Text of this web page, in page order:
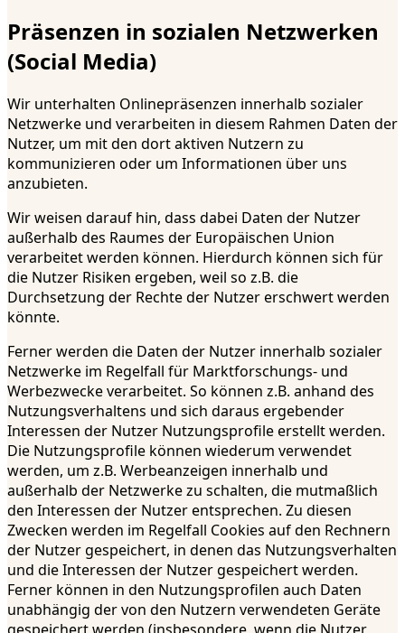
Präsenzen in sozialen Netzwerken
(Social Media)
Wir unterhalten Onlinepräsenzen innerhalb sozialer
Netzwerke und verarbeiten in diesem Rahmen Daten der
Nutzer, um mit den dort aktiven Nutzern zu
kommunizieren oder um Informationen über uns
anzubieten.
Wir weisen darauf hin, dass dabei Daten der Nutzer
außerhalb des Raumes der Europäischen Union
verarbeitet werden können. Hierdurch können sich für
die Nutzer Risiken ergeben, weil so z.B. die
Durchsetzung der Rechte der Nutzer erschwert werden
könnte.
Ferner werden die Daten der Nutzer innerhalb sozialer
Netzwerke im Regelfall für Marktforschungs- und
Werbezwecke verarbeitet. So können z.B. anhand des
Nutzungsverhaltens und sich daraus ergebender
Interessen der Nutzer Nutzungsprofile erstellt werden.
Die Nutzungsprofile können wiederum verwendet
werden, um z.B. Werbeanzeigen innerhalb und
außerhalb der Netzwerke zu schalten, die mutmaßlich
den Interessen der Nutzer entsprechen. Zu diesen
Zwecken werden im Regelfall Cookies auf den Rechnern
der Nutzer gespeichert, in denen das Nutzungsverhalten
und die Interessen der Nutzer gespeichert werden.
Ferner können in den Nutzungsprofilen auch Daten
unabhängig der von den Nutzern verwendeten Geräte